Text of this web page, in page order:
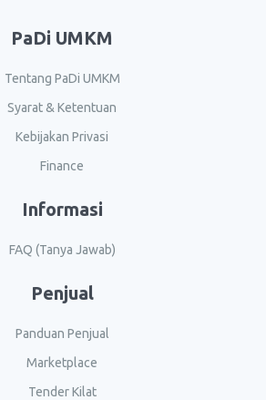
PaDi UMKM
Tentang PaDi UMKM
Syarat & Ketentuan
Kebijakan Privasi
Finance
Informasi
FAQ (Tanya Jawab)
Penjual
Panduan Penjual
Marketplace
Tender Kilat